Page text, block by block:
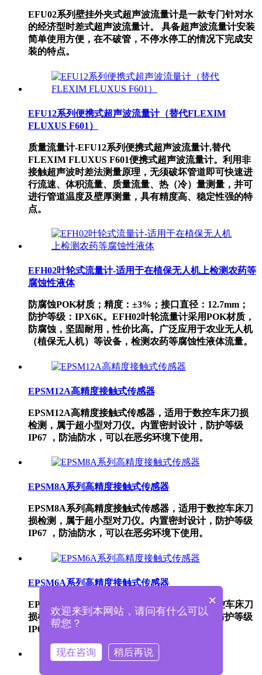
EFU02系列壁挂外夹式超声波流量计是一款专门针对水
的经济型时差式超声波流量计。 具备超声波流量计安装
简单使用方便，在不破管，不停水停工的情况下完成安
装的特点。
EFU12系列便携式超声波流量计（替代FLEXIM
FLUXUS F601）
质量流量计-EFU12系列便携式超声波流量计,替代
FLEXIM FLUXUS F601便携式超声波流量计。利用非
接触超声波时差法测量原理，无须破坏管道即可快速进
行流速、体积流量、质量流量、热（冷）量测量，并可
进行管道温度及壁厚测量，具有精度高、稳定性强的特
点。
EFH02叶轮式流量计-适用于在植保无人机上检测农药等
腐蚀性液体
防腐蚀POK材质；精度：±3%；接口直径：12.7mm；
防护等级：IPX6K。EFH02叶轮流量计采用POK材质，
防腐蚀，坚固耐用，性价比高。广泛应用于农业无人机
（植保无人机）等设备，检测农药等腐蚀性液体流量。
EPSM12A高精度接触式传感器
EPSM12A高精度接触式传感器，适用于数控车床刀损
检测，属于超小型对刀仪。内置密封设计，防护等级
IP67 ，防油防水，可以在恶劣环境下使用。
EPSM8A系列高精度接触式传感器
EPSM8A系列高精度接触式传感器，适用于数控车床刀
损检测，属于超小型对刀仪。内置密封设计，防护等级
IP67 ，防油防水，可以在恶劣环境下使用。
EPSM6A系列高精度接触式传感器
EPSM6A系列高精度接触式传感器，适用于数控车床刀
损检测，属于超小型对刀仪。内置密封设计，防护等级
IP67 ，防油防水，可以在恶劣环境下使用。
×
欢迎来到本网站，请问有什么可以
帮您？
现在咨询 稍后再说